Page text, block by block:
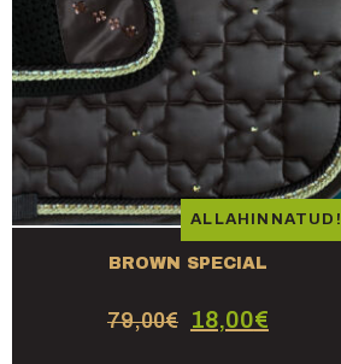
ALLAHINNATUD!
BROWN SPECIAL
79,00€ 18,00€